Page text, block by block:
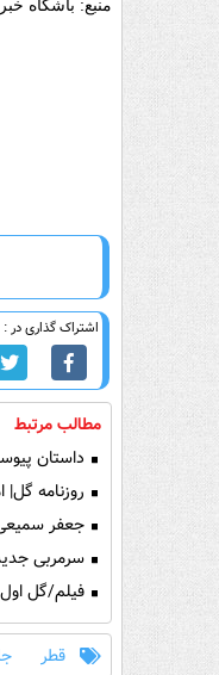
منبع: باشگاه
اشتراک گذاری در :
مطالب مرتبط
داستان
روزنامه گل|
جعفر
سرمربی
فیلم/گل
قطر